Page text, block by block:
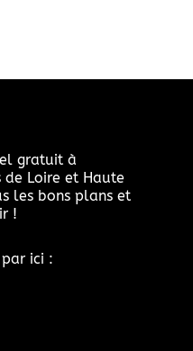
gratuit à
Loire et Haute
les bons plans et
!
par ici :